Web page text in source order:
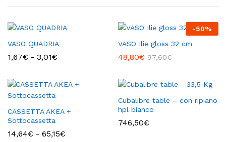
VASO QUADRIA
1,67€ - 3,01€
da
1,67€
-50%
VASO Ilie gloss 32 cm
48,80€ 97,60€
CASSETTA AKEA +
Sottocassetta
14,64€ - 65,15€
Cubalibre table – con ripiano
hpl bianco
746,50€